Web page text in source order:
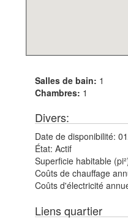
Salles de bain: 1
Chambres: 1
Divers:
Date de disponibilité:
État: Actif
Superficie habitable
Coûts de chauffage
Coûts d'électricité
Liens quartier